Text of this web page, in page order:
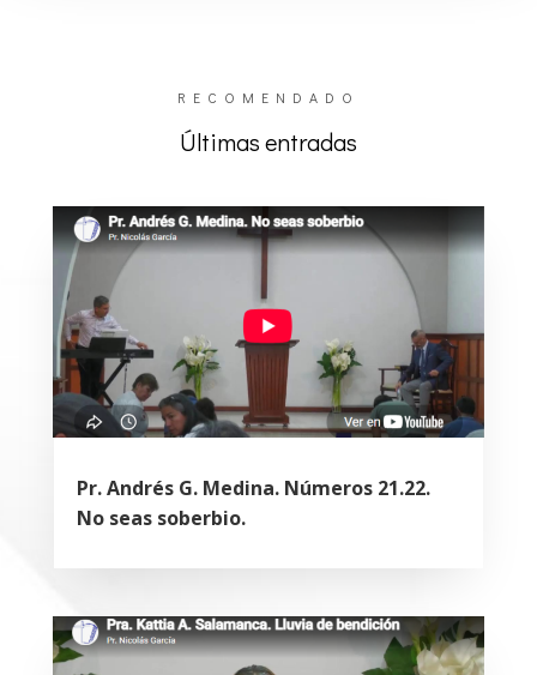
RECOMENDADO
Últimas entradas
Pr. Andrés G. Medina. Números 21.22.
No seas soberbio.